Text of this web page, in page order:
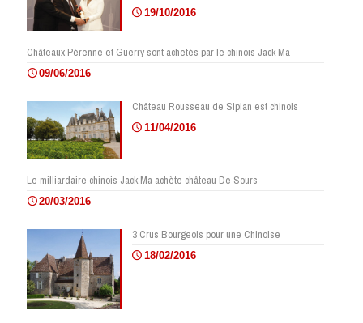
19/10/2016
Châteaux Pérenne et Guerry sont achetés par le chinois Jack Ma
09/06/2016
Château Rousseau de Sipian est chinois
11/04/2016
Le milliardaire chinois Jack Ma achète château De Sours
20/03/2016
3 Crus Bourgeois pour une Chinoise
18/02/2016